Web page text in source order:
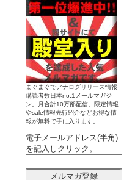
まぐまぐでアナログリリース情報
購読者数日本no.1メールマガジ
ン。月合計10万部配信。限定情報
やsale情報先行紹介などお得な情
報が無料で手に入ります。
電子メールアドレス(半角)
を記入しクリック。